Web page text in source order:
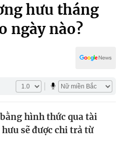
hưu tháng
ngày nào?
hình thức qua tài
sẽ được chi trả từ